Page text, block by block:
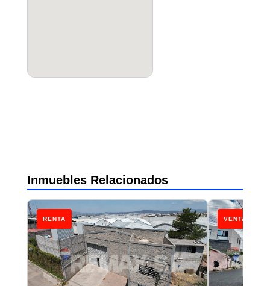
Inmuebles Relacionados
RENTA VENTA